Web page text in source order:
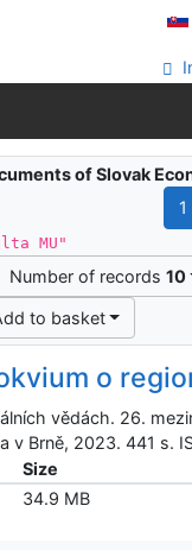
of Slovak
1
MU"
Number of records 10
to basket
o
vědách. 26.
v Brně, 2023. 441 s.
Size
34.9 MB